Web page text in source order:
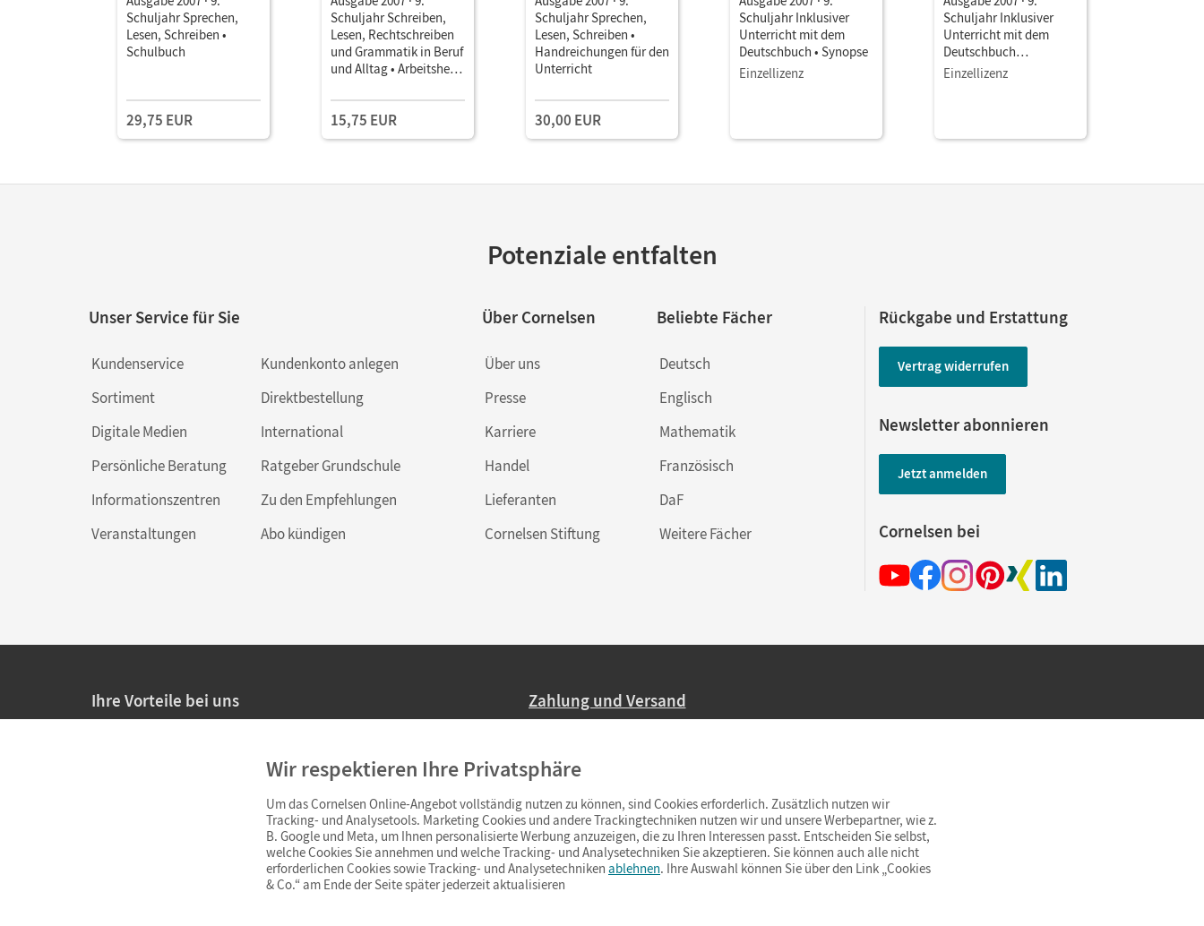
Schuljahr Sprechen,
Lesen, Schreiben •
Schulbuch
29,75 EUR
Schuljahr Schreiben,
Lesen, Rechtschreiben
und Grammatik in Beruf
und Alltag • Arbeitsheft
15,75 EUR
Schuljahr Sprechen,
Lesen, Schreiben •
Handreichungen für den
Unterricht
30,00 EUR
Schuljahr Inklusiver
Unterricht mit dem
Deutschbuch • Synopse
Einzellizenz
Schuljahr Inklusiver
Unterricht mit dem
Deutschbuch
Differenzierende
Einzellizenz
Potenziale entfalten
Unser Service für Sie
Kundenservice
Sortiment
Digitale Medien
Persönliche Beratung
Informationszentren
Veranstaltungen
Kundenkonto anlegen
Direktbestellung
International
Ratgeber Grundschule
Zu den Empfehlungen
Abo kündigen
Über Cornelsen
Über uns
Presse
Karriere
Handel
Lieferanten
Cornelsen Stiftung
Beliebte Fächer
Deutsch
Englisch
Mathematik
Französisch
DaF
Weitere Fächer
Rückgabe und Erstattung
Vertrag widerrufen
Newsletter abonnieren
Jetzt anmelden
Cornelsen bei
Ihre Vorteile bei uns
Persönliche Angebote für Lehrkräfte
Sicheres Einkaufen mit SSL-Verschlüsselung
Widerrufsfristvon 4 Wochen
Schnelle und einfache Retourenabwicklung
Zahlung und Versand
Ab 59,– EUR Bestellwert liefern wir versandkostenfrei innerhalb Deutschlands
(Lieferung in 3–6 Tagen).
Wir respektieren Ihre Privatsphäre
Um das Cornelsen Online-Angebot vollständig nutzen zu können, sind Cookies erforderlich. Zusätzlich nutzen wir
Tracking- und Analysetools. Marketing Cookies und andere Trackingtechniken nutzen wir und unsere Werbepartner, wie z.
B. Google und Meta, um Ihnen personalisierte Werbung anzuzeigen, die zu Ihren Interessen passt. Entscheiden Sie selbst,
welche Cookies Sie annehmen und welche Tracking- und Analysetechniken Sie akzeptieren. Sie können auch alle nicht
erforderlichen Cookies sowie Tracking- und Analysetechniken ablehnen. Ihre Auswahl können Sie über den Link „Cookies
& Co.“ am Ende der Seite später jederzeit aktualisieren